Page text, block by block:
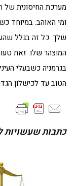
מערכת החיסונית של
ומי האוהב. במיוחד
שלך. כל זה בגלל
המוצהר שלו. זאת
בגרמניה כשבעלי
הטוב עד לכישלון
כתבות שעשויות